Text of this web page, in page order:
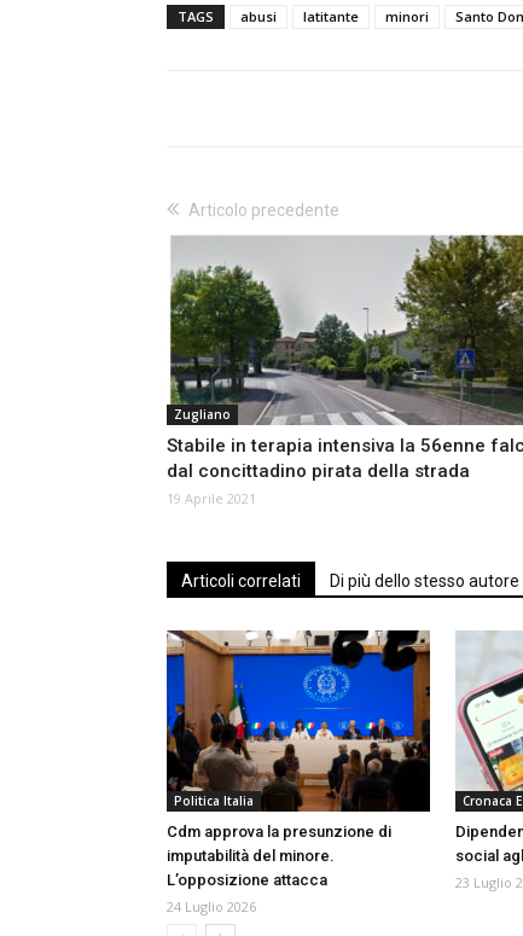
TAGS abusi latitante minori Santo
Articolo precedente
Zugliano
Stabile in terapia intensiva la 56enne
dal concittadino pirata della strada
19 Aprile 2021
Articoli correlati Di più dello stesso autore
Politica Italia
Cdm approva la presunzione di
imputabilità del minore.
L’opposizione attacca
24 Luglio 2026
Cronaca
social
23 Luglio